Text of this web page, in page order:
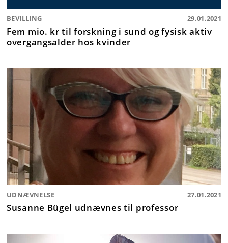
BEVILLING 29.01.2021
Fem mio. kr til forskning i sund og fysisk aktiv
overgangsalder hos kvinder
UDNÆVNELSE 27.01.2021
Susanne Bügel udnævnes til professor